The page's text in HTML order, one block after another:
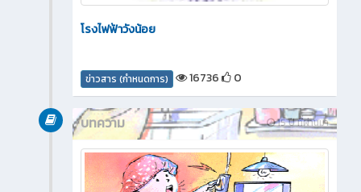
โรงไฟฟ้าวังน้อย
ข่าวสาร (กำหนดการ) 16736 0
15 ปี ที่ผ่านมา
บทความ